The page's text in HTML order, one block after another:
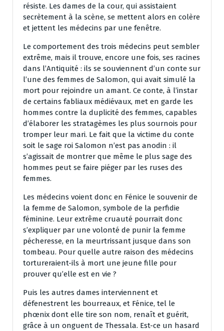
résiste. Les dames de la cour, qui assistaient
secrètement à la scène, se mettent alors en colère
et jettent les médecins par une fenêtre.
Le comportement des trois médecins peut sembler
extrême, mais il trouve, encore une fois, ses racines
dans l’Antiquité : ils se souviennent d’un conte sur
l’une des femmes de Salomon, qui avait simulé la
mort pour rejoindre un amant. Ce conte, à l’instar
de certains fabliaux médiévaux, met en garde les
hommes contre la duplicité des femmes, capables
d’élaborer les stratagèmes les plus sournois pour
tromper leur mari. Le fait que la victime du conte
soit le sage roi Salomon n’est pas anodin : il
s’agissait de montrer que même le plus sage des
hommes peut se faire piéger par les ruses des
femmes.
Les médecins voient donc en Fénice le souvenir de
la femme de Salomon, symbole de la perfidie
féminine. Leur extrême cruauté pourrait donc
s’expliquer par une volonté de punir la femme
pécheresse, en la meurtrissant jusque dans son
tombeau. Pour quelle autre raison des médecins
tortureraient-ils à mort une jeune fille pour
prouver qu’elle est en vie ?
Puis les autres dames interviennent et
défenestrent les bourreaux, et Fénice, tel le
phœnix dont elle tire son nom, renaît et guérit,
grâce à un onguent de Thessala. Est-ce un hasard